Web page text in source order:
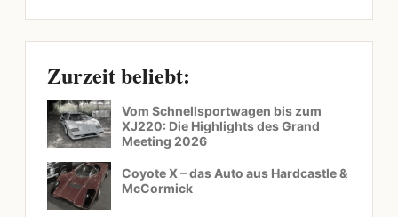
Zurzeit beliebt:
Vom Schnellsportwagen bis zum
XJ220: Die Highlights des Grand
Meeting 2026
Coyote X – das Auto aus Hardcastle &
McCormick